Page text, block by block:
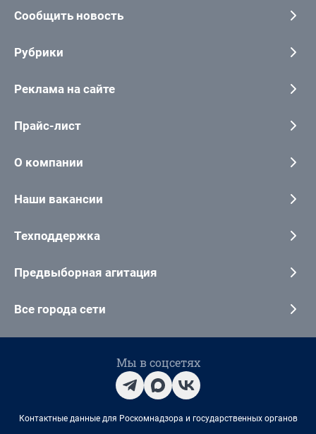
Сообщить новость
Рубрики
Реклама на сайте
Прайс-лист
О компании
Наши вакансии
Техподдержка
Предвыборная агитация
Все города сети
Мы в соцсетях
Контактные данные для Роскомнадзора и государственных органов